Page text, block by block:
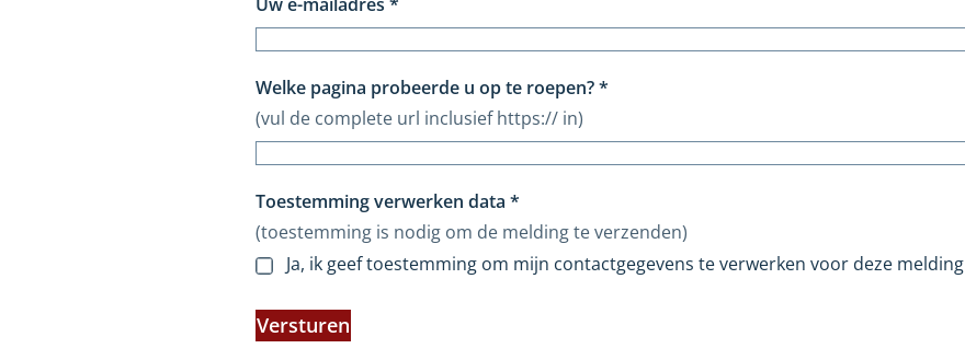
Welke pagina probeerde u op te roepen?*
(vul de complete url inclusief https:// in)
Toestemming verwerken data*
(toestemming is nodig om de melding te verzenden)
Ja, ik geef toestemming om mijn contactgegevens te verwerken voor deze melding
Versturen